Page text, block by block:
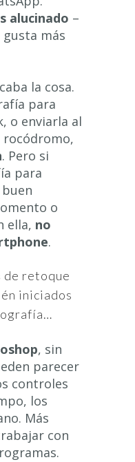
alucinado –
gusta más
la cosa.
para
o enviarla al
rocódromo,
. Pero si
para
o
ella, no
.
de retoque
iniciados
, sin
parecer
controles
los
Más
con